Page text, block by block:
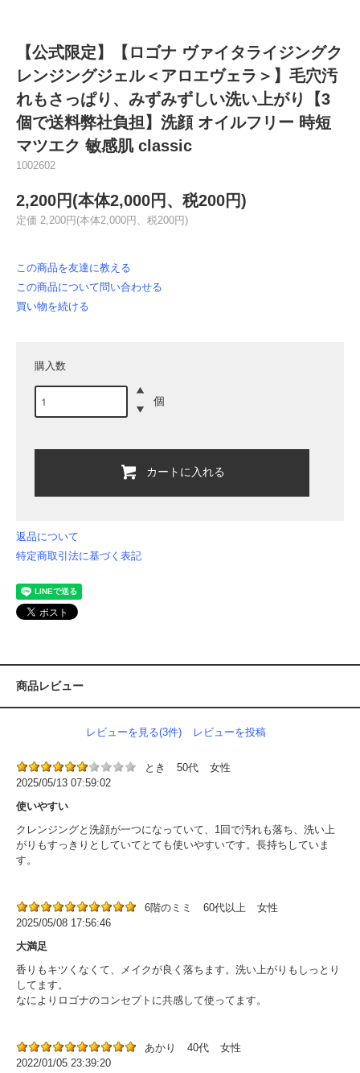
【公式限定】【ロゴナ ヴァイタライジングク
レンジングジェル＜アロエヴェラ＞】毛穴汚
れもさっぱり、みずみずしい洗い上がり【3
個で送料弊社負担】洗顔 オイルフリー 時短
マツエク 敏感肌 classic
1002602
2,200円(本体2,000円、税200円)
定価 2,200円(本体2,000円、税200円)
この商品を友達に教える
この商品について問い合わせる
買い物を続ける
購入数
個
カートに入れる
返品について
特定商取引法に基づく表記
商品レビュー
レビューを見る(3件) レビューを投稿
とき 50代
女性
2025/05/13 07:59:02
使いやすい
クレンジングと洗顔が一つになっていて、1回で汚れも落ち、洗い上
がりもすっきりとしていてとても使いやすいです。長持ちしていま
す。
6階のミミ 60代以上
女性
2025/05/08 17:56:46
大満足
香りもキツくなくて、メイクが良く落ちます。洗い上がりもしっとり
してます。
なによりロゴナのコンセプトに共感して使ってます。
あかり 40代
女性
2022/01/05 23:39:20